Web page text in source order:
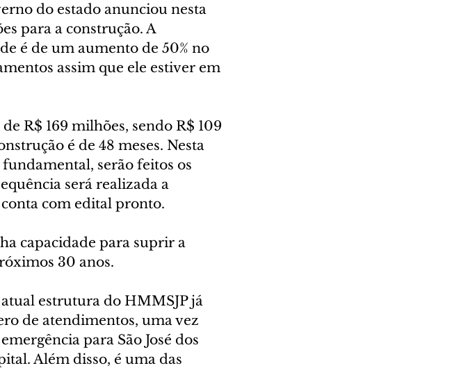
do estado anunciou nesta
para a construção. A
é de um aumento de 50% no
assim que ele estiver em
R$ 169 milhões, sendo R$ 109
é de 48 meses. Nesta
serão feitos os
será realizada a
com edital pronto.
capacidade para suprir a
30 anos.
estrutura do HMMSJP já
de atendimentos, uma vez
para São José dos
Além disso, é uma das